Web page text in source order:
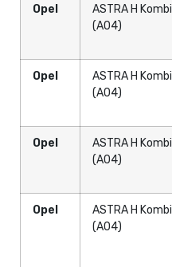
Opel
ASTRA H Kombi
(A04)
Opel
ASTRA H Kombi
(A04)
Opel
ASTRA H Kombi
(A04)
Opel
ASTRA H Kombi
(A04)